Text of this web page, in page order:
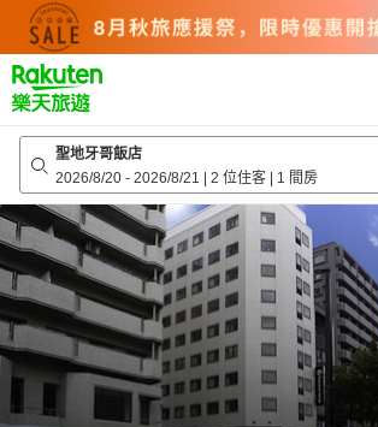
top
page
聖地牙哥飯店
2026/8/20 - 2026/8/21 | 2 位住客 | 1 間房